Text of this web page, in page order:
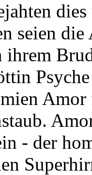
seien
- der